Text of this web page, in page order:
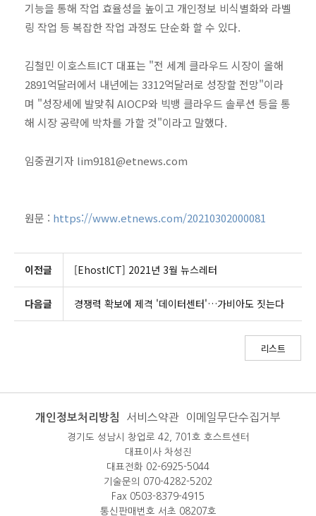
기능을 통해 작업 효율성을 높이고 개인정보 비식별화와 라벨
링 작업 등 복잡한 작업 과정도 단순화 할 수 있다.
김철민 이호스트ICT 대표는 "전 세계 클라우드 시장이 올해
2891억달러에서 내년에는 3312억달러로 성장할 전망"이라
며 "성장세에 발맞춰 AIOCP와 빅뱅 클라우드 솔루션 등을 통
해 시장 공략에 박차를 가할 것"이라고 말했다.
임중권기자 lim9181@etnews.com
원문 : https://www.etnews.com/20210302000081
이전글 [EhostICT] 2021년 3월 뉴스레터
다음글 경쟁력 확보에 제격 '데이터센터'…가비아도 짓는다
리스트
개인정보처리방침 서비스약관 이메일무단수집거부
경기도 성남시 창업로 42, 701호 호스트센터
대표이사 차성진
대표전화 02-6925-5044
기술문의 070-4282-5202
Fax 0503-8379-4915
통신판매번호 서초 08207호